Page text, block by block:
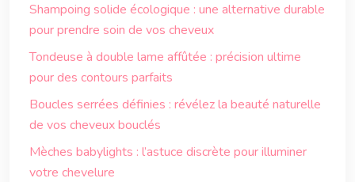
Shampoing solide écologique : une alternative durable
pour prendre soin de vos cheveux
Tondeuse à double lame affûtée : précision ultime
pour des contours parfaits
Boucles serrées définies : révélez la beauté naturelle
de vos cheveux bouclés
Mèches babylights : l’astuce discrète pour illuminer
votre chevelure